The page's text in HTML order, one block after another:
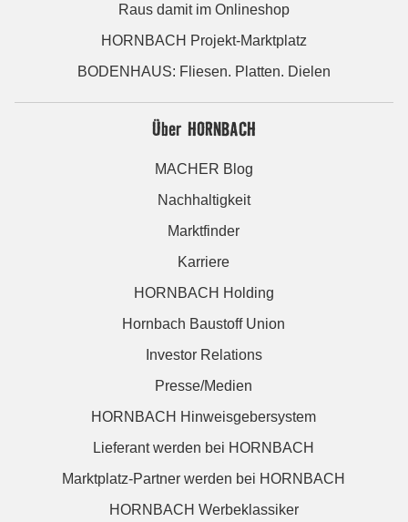
Raus damit im Onlineshop
HORNBACH Projekt-Marktplatz
BODENHAUS: Fliesen. Platten. Dielen
Über HORNBACH
MACHER Blog
Nachhaltigkeit
Marktfinder
Karriere
HORNBACH Holding
Hornbach Baustoff Union
Investor Relations
Presse/Medien
HORNBACH Hinweisgebersystem
Lieferant werden bei HORNBACH
Marktplatz-Partner werden bei HORNBACH
HORNBACH Werbeklassiker